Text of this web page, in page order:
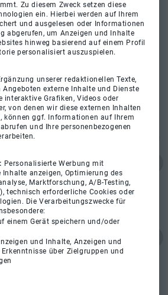
Zu diesem Zweck setzen diese
ein. Hierbei werden auf Ihrem
und ausgelesen oder Informationen
abgerufen, um Anzeigen und Inhalte
hinweg basierend auf einem Profil
personalisiert auszuspielen.
unserer redaktionellen Texte,
externe Inhalte und Dienste
interaktive Grafiken, Videos oder
von denen wir diese externen Inhalten
können ggf. Informationen auf Ihrem
und Ihre personenbezogenen
Personalisierte Werbung mit
anzeigen, Optimierung des
Marktforschung, A/B-Testing,
technisch erforderliche Cookies oder
Die Verarbeitungszwecke für
einem Gerät speichern und/oder
und Inhalte, Anzeigen und
über Zielgruppen und